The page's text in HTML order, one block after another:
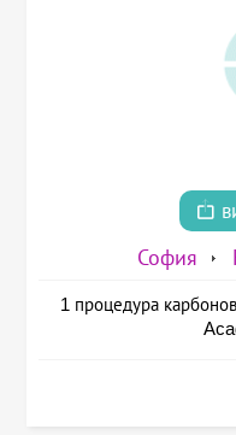
София
1 процедура